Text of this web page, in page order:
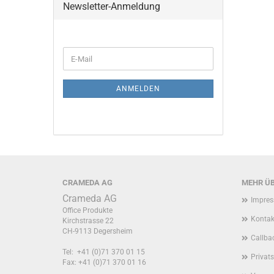
Newsletter-Anmeldung
ZUR
E-
Mail
ANMELDEN
MEHR
CRAMEDA AG
Crameda AG
Office Produkte
Kirchstrasse 22
CH-9113 Degersheim
Tel: +41 (0)71 370 01 15
Fax: +41 (0)71 370 01 16